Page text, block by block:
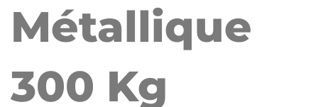
Métallique
300 Kg